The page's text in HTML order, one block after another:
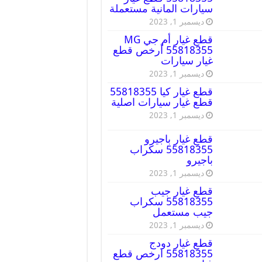
سيارات المانية مستعملة
ديسمبر 1, 2023
قطع غيار أم جي MG
55818355 أرخص قطع
غيار سيارات
ديسمبر 1, 2023
قطع غيار كيا 55818355
قطع غيار سيارات اصلية
ديسمبر 1, 2023
قطع غيار باجيرو
55818355 سكراب
باجيرو
ديسمبر 1, 2023
قطع غيار جيب
55818355 سكراب
جيب مستعمل
ديسمبر 1, 2023
قطع غيار دودج
55818355 ارخص قطع